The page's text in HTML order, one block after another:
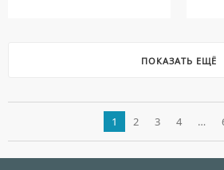
ПОКАЗАТЬ ЕЩЁ
1 2 3 4 …